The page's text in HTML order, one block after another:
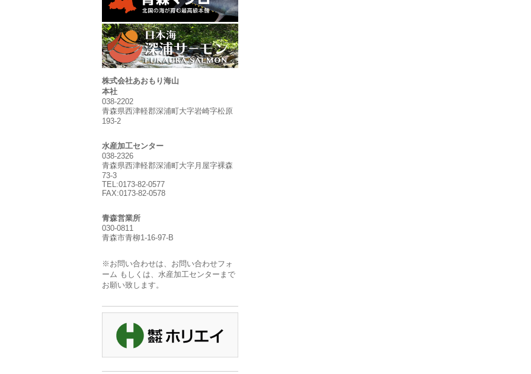
株式会社あおもり海山
本社
038-2202
青森県西津軽郡深浦町大字岩崎字松原
193-2
水産加工センター
038-2326
青森県西津軽郡深浦町大字月屋字裸森
73-3
TEL:0173-82-0577
FAX:0173-82-0578
青森営業所
030-0811
青森市青柳1-16-97-B
※お問い合わせは、お問い合わせフォ
ーム もしくは、水産加工センターまで
お願い致します。